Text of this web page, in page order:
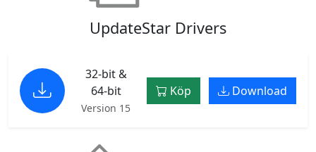
UpdateStar Drivers
32-bit &
64-bit
Version 15
Köp Download